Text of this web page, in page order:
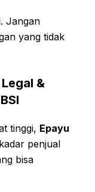
Jangan
yang tidak
&
tinggi, Epayu
penjual
bisa